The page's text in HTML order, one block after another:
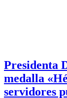
Presidenta
medalla
servidores